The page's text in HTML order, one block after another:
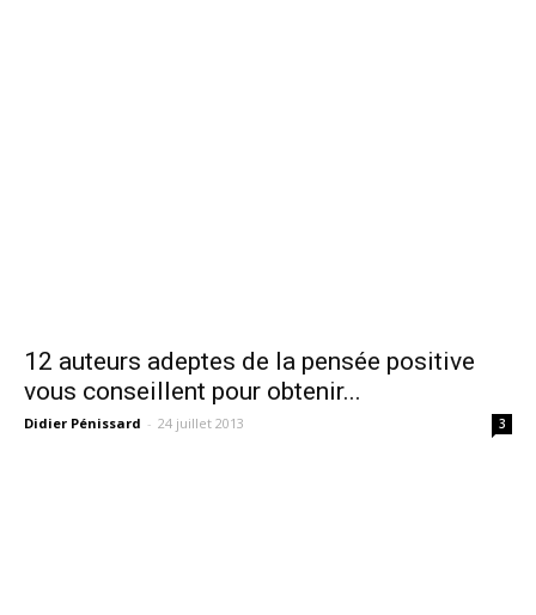
12 auteurs adeptes de la pensée positive
vous conseillent pour obtenir...
Didier Pénissard - 24 juillet 2013 3